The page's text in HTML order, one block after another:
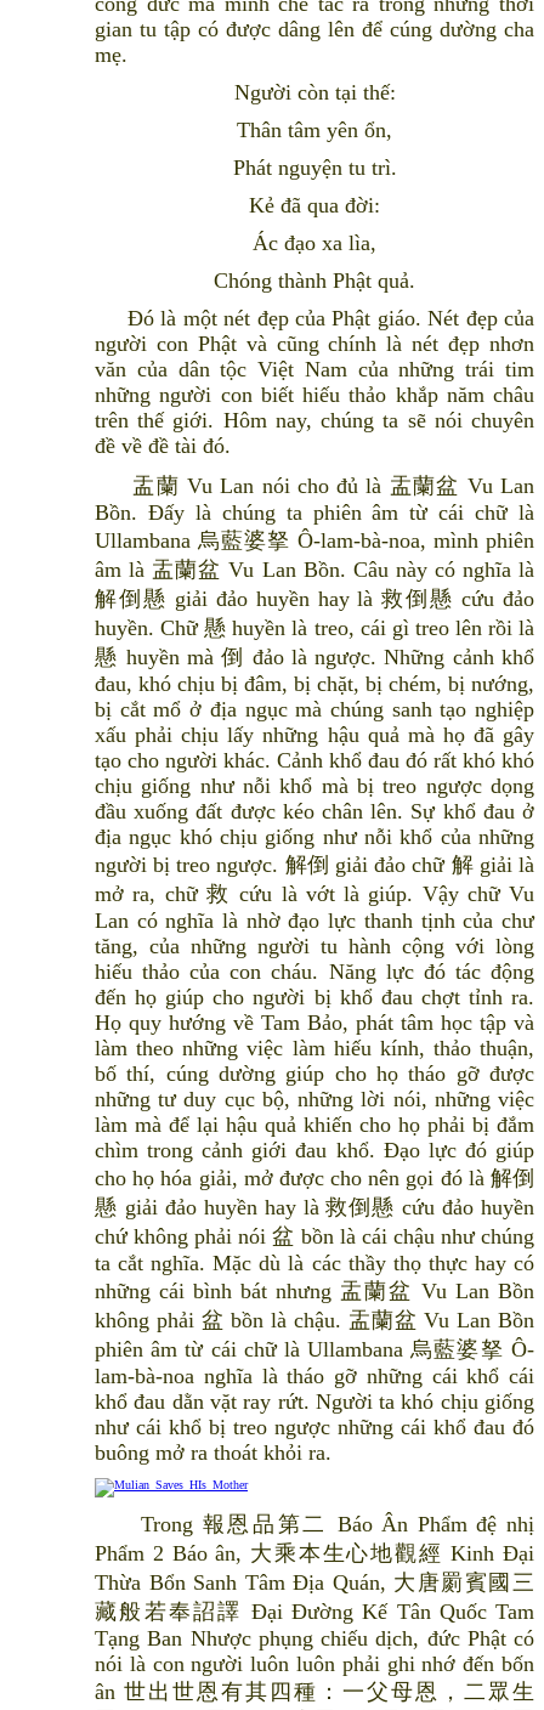
gian tu tập có được dâng lên để cúng dường cha
mẹ.
Người còn tại thế:
Thân tâm yên ổn,
Phát nguyện tu trì.
Kẻ đã qua đời:
Ác đạo xa lìa,
Chóng thành Phật quả.
Đó là một nét đẹp của Phật giáo. Nét đẹp của
người con Phật và cũng chính là nét đẹp nhơn
văn của dân tộc Việt Nam của những trái tim
những người con biết hiếu thảo khắp năm châu
trên thế giới. Hôm nay, chúng ta sẽ nói chuyên
đề về đề tài đó.
盂蘭 Vu Lan nói cho đủ là 盂蘭盆 Vu Lan
Bồn. Đấy là chúng ta phiên âm từ cái chữ là
Ullambana 烏藍婆拏 Ô-lam-bà-noa, mình phiên
âm là 盂蘭盆 Vu Lan Bồn. Câu này có nghĩa là
解倒懸 giải đảo huyền hay là 救倒懸 cứu đảo
huyền. Chữ 懸 huyền là treo, cái gì treo lên rồi là
懸 huyền mà 倒 đảo là ngược. Những cảnh khổ
đau, khó chịu bị đâm, bị chặt, bị chém, bị nướng,
bị cắt mổ ở địa ngục mà chúng sanh tạo nghiệp
xấu phải chịu lấy những hậu quả mà họ đã gây
tạo cho người khác. Cảnh khổ đau đó rất khó khó
chịu giống như nỗi khổ mà bị treo ngược dọng
đầu xuống đất được kéo chân lên. Sự khổ đau ở
địa ngục khó chịu giống như nỗi khổ của những
người bị treo ngược. 解倒 giải đảo chữ 解 giải là
mở ra, chữ 救 cứu là vớt là giúp. Vậy chữ Vu
Lan có nghĩa là nhờ đạo lực thanh tịnh của chư
tăng, của những người tu hành cộng với lòng
hiếu thảo của con cháu. Năng lực đó tác động
đến họ giúp cho người bị khổ đau chợt tỉnh ra.
Họ quy hướng về Tam Bảo, phát tâm học tập và
làm theo những việc làm hiếu kính, thảo thuận,
bố thí, cúng dường giúp cho họ tháo gỡ được
những tư duy cục bộ, những lời nói, những việc
làm mà để lại hậu quả khiến cho họ phải bị đắm
chìm trong cảnh giới đau khổ. Đạo lực đó giúp
cho họ hóa giải, mở được cho nên gọi đó là 解倒
懸 giải đảo huyền hay là 救倒懸 cứu đảo huyền
chứ không phải nói 盆 bồn là cái chậu như chúng
ta cắt nghĩa. Mặc dù là các thầy thọ thực hay có
những cái bình bát nhưng 盂蘭盆 Vu Lan Bồn
không phải 盆 bồn là chậu. 盂蘭盆 Vu Lan Bồn
phiên âm từ cái chữ là Ullambana 烏藍婆拏 Ô-
lam-bà-noa nghĩa là tháo gỡ những cái khổ cái
khổ đau dằn vặt ray rứt. Người ta khó chịu giống
như cái khổ bị treo ngược những cái khổ đau đó
buông mở ra thoát khỏi ra.
Trong 報恩品第二 Báo Ân Phẩm đệ nhị
Phẩm 2 Báo ân, 大乘本生心地觀經 Kinh Đại
Thừa Bổn Sanh Tâm Địa Quán, 大唐罽賓國三
藏般若奉詔譯 Đại Đường Kế Tân Quốc Tam
Tạng Ban Nhược phụng chiếu dịch, đức Phật có
nói là con người luôn luôn phải ghi nhớ đến bốn
ân 世出世恩有其四種：一父母恩，二眾生